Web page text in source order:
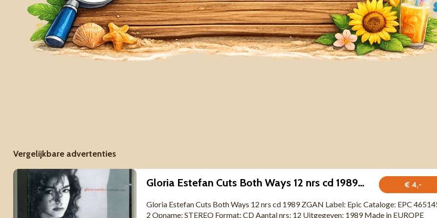
Vergelijkbare advertenties
€ 4,-
Gloria Estefan Cuts Both Ways 12 nrs cd 1989 ZGAN
Gloria Estefan Cuts Both Ways 12 nrs cd 1989 ZGAN Label: Epic Cataloge: EPC
2 Opname: STEREO Format: CD Aantal nrs: 12 Uitgegeven: 1989 Made in EUROPE